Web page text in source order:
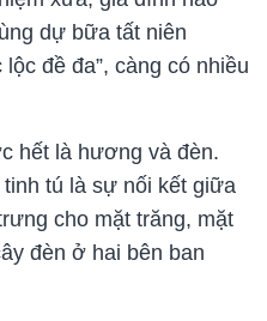
dự bữa tất niên
đề đa”, càng có nhiều
hết là hương và đèn.
tú là sự nối kết giữa
cho mặt trăng, mặt
đèn ở hai bên ban